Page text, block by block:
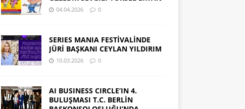
04.04.2026 0
SERIES MANIA FESTİVALİNDE
JÜRİ BAŞKANI CEYLAN YILDIRIM
10.03.2026 0
AI BUSINESS CIRCLE’IN 4.
BULUŞMASI T.C. BERLİN